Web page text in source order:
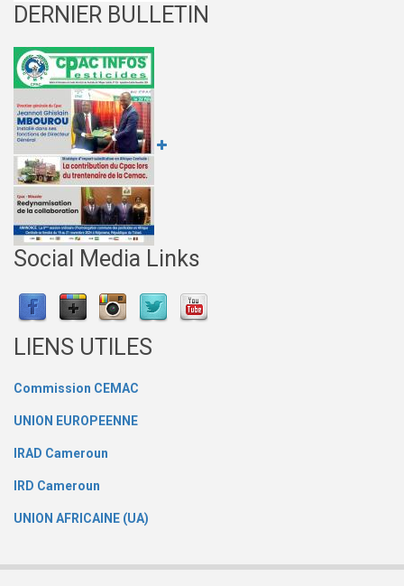
DERNIER BULLETIN
Social Media Links
LIENS UTILES
Commission CEMAC
UNION EUROPEENNE
IRAD Cameroun
IRD Cameroun
UNION AFRICAINE (UA)